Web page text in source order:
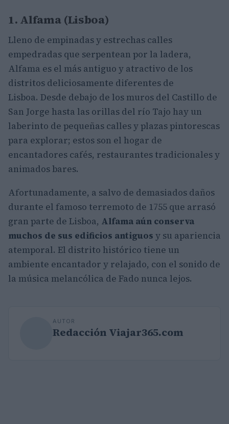
1. Alfama (Lisboa)
Lleno de empinadas y estrechas calles
empedradas que serpentean por la ladera,
Alfama es el más antiguo y atractivo de los
distritos deliciosamente diferentes de
Lisboa. Desde debajo de los muros del Castillo de
San Jorge hasta las orillas del río Tajo hay un
laberinto de pequeñas calles y plazas pintorescas
para explorar; estos son el hogar de
encantadores cafés, restaurantes tradicionales y
animados bares.
Afortunadamente, a salvo de demasiados daños
durante el famoso terremoto de 1755 que arrasó
gran parte de Lisboa, Alfama aún conserva
muchos de sus edificios antiguos y su apariencia
atemporal. El distrito histórico tiene un
ambiente encantador y relajado, con el sonido de
la música melancólica de Fado nunca lejos.
AUTOR
Redacción Viajar365.com